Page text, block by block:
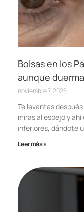
Bolsas en los
aunque
noviembre 7, 2025
Te levantas
miras al espejo y
inferiores, dándote
Leer más »